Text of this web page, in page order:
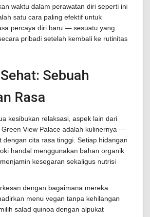
waktu dalam perawatan diri seperti ini
satu cara paling efektif untuk
percaya diri baru — sesuatu yang
pribadi setelah kembali ke rutinitas
Sebuah
Rasa
kesibukan relaksasi, aspek lain dari
Green View Palace adalah kulinernya —
dengan cita rasa tinggi. Setiap hidangan
handal menggunakan bahan organik
kesegaran sekaligus nutrisi
dengan bagaimana mereka
menu vegan tanpa kehilangan
salad quinoa dengan alpukat